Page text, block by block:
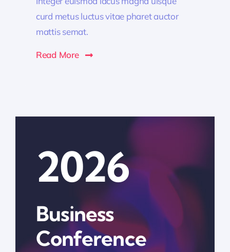
curd metus luctus vitae pharet auctor
mattis semat.
Read More
2026
Business
Conference